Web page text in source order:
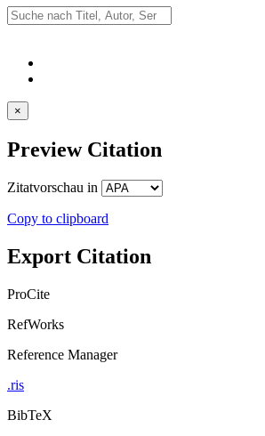
×
Preview Citation
Zitatvorschau in
Copy to clipboard
Export Citation
ProCite
RefWorks
Reference Manager
.ris
BibTeX